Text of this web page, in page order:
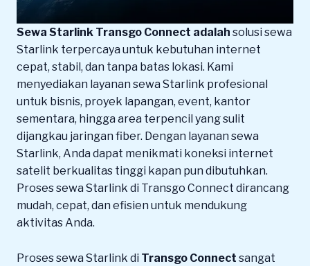
Sewa Starlink Transgo Connect adalah solusi sewa
Starlink terpercaya untuk kebutuhan internet
cepat, stabil, dan tanpa batas lokasi. Kami
menyediakan layanan sewa Starlink profesional
untuk bisnis, proyek lapangan, event, kantor
sementara, hingga area terpencil yang sulit
dijangkau jaringan fiber. Dengan layanan sewa
Starlink, Anda dapat menikmati koneksi internet
satelit berkualitas tinggi kapan pun dibutuhkan.
Proses sewa Starlink di Transgo Connect dirancang
mudah, cepat, dan efisien untuk mendukung
aktivitas Anda.
Proses sewa Starlink di Transgo Connect sangat